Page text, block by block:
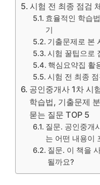
시험 전 최종 점검
효율적인 학습
기
기출문제로 본
시험 꿀팁으로
핵심요약집 활
시험 전 최종
공인중개사 1차 시
학습법, 기출문제
묻는 질문 TOP 5
질문. 공인중개
는 어떤 내용이
질문. 이 책을
될까요?